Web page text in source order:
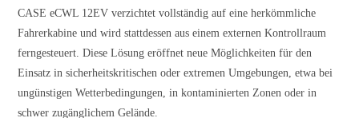
CASE eCWL 12EV verzichtet vollständig auf eine herkömmliche
Fahrerkabine und wird stattdessen aus einem externen Kontrollraum
ferngesteuert. Diese Lösung eröffnet neue Möglichkeiten für den
Einsatz in sicherheitskritischen oder extremen Umgebungen, etwa bei
ungünstigen Wetterbedingungen, in kontaminierten Zonen oder in
schwer zugänglichem Gelände.